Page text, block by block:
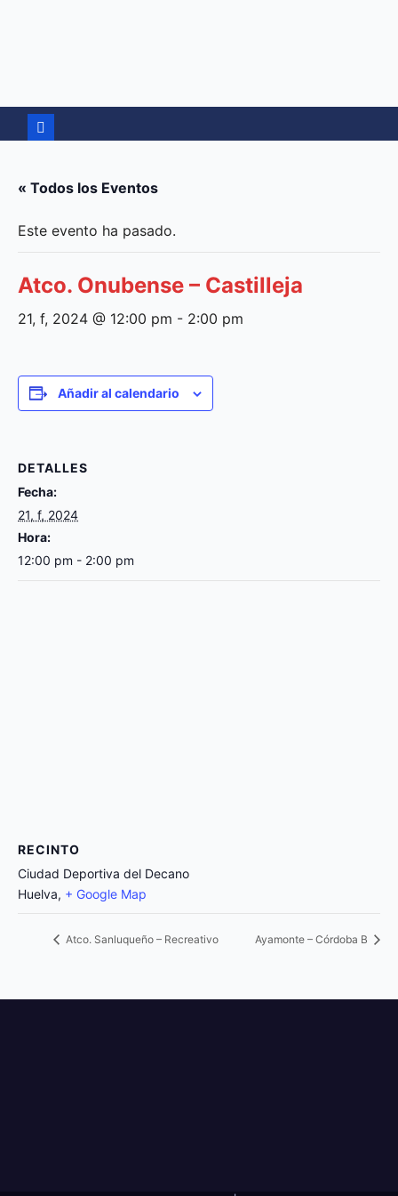
« Todos los Eventos
Este evento ha pasado.
Atco. Onubense – Castilleja
21, f, 2024 @ 12:00 pm - 2:00 pm
Añadir al calendario
DETALLES
Fecha:
21, f, 2024
Hora:
12:00 pm - 2:00 pm
RECINTO
Ciudad Deportiva del Decano
Huelva, + Google Map
Atco. Sanluqueño – Recreativo Ayamonte – Córdoba B